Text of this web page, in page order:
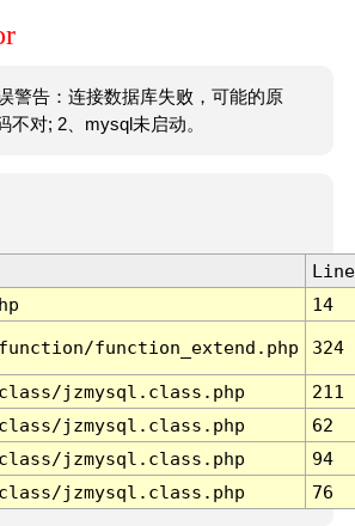
警告：连接数据库失败，可能的原
不对; 2、mysql未启动。
Line
14
function_extend.php 324
jzmysql.class.php
211
jzmysql.class.php
62
jzmysql.class.php
94
jzmysql.class.php 76